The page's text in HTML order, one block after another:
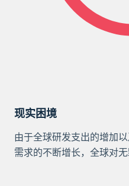
现实困境
由于全球研发支出的增加
需求的不断增长，全球对